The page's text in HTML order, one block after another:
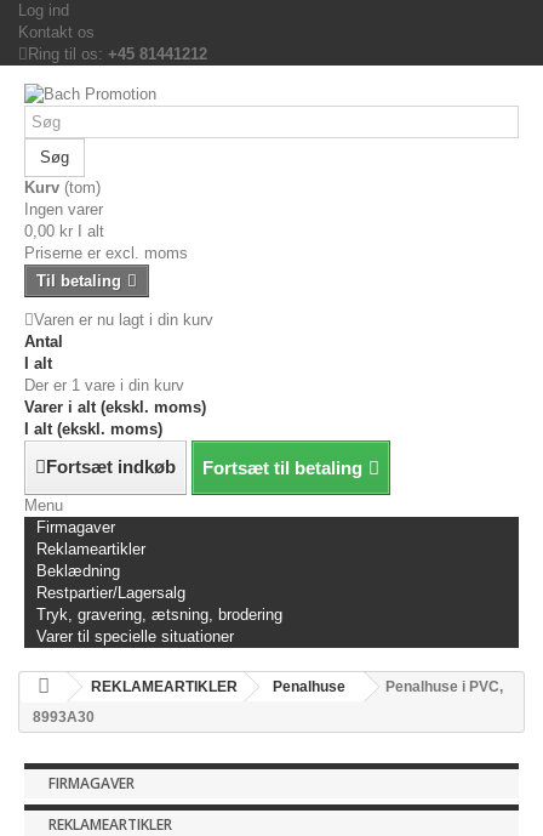
Log ind
Kontakt os
Ring til os: +45 81441212
Søg
Kurv (tom)
Ingen varer
0,00 kr
I alt
Priserne er excl. moms
Til betaling
Varen er nu lagt i din kurv
Antal
I alt
Der er 1 vare i din kurv
Varer i alt (ekskl. moms)
I alt (ekskl. moms)
Fortsæt indkøb Fortsæt til betaling
Menu
Firmagaver
Reklameartikler
Beklædning
Restpartier/Lagersalg
Tryk, gravering, ætsning, brodering
Varer til specielle situationer
REKLAMEARTIKLER Penalhuse
Penalhuse i PVC,
8993A30
FIRMAGAVER
REKLAMEARTIKLER